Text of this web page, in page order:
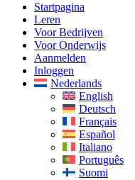
Startpagina
Leren
Voor Bedrijven
Voor Onderwijs
Aanmelden
Inloggen
Nederlands
English
Deutsch
Français
Español
Italiano
Português
Suomi